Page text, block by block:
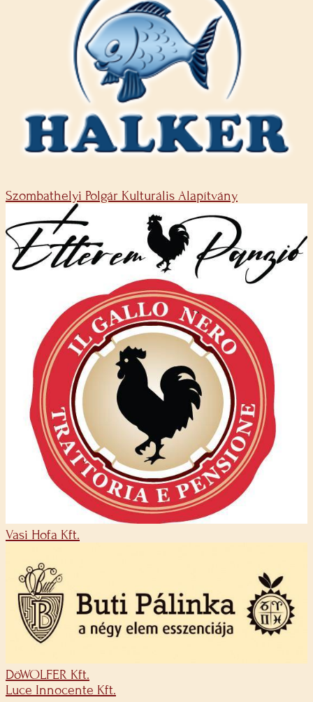
Szombathelyi Polgár Kulturális Alapítvány
Vasi Hofa Kft.
DöWOLFER Kft.
Luce Innocente Kft.